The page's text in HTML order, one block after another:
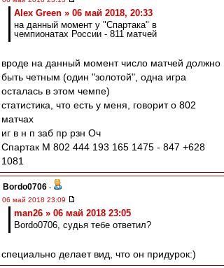
Alex Green » 06 май 2018, 20:33
на данный момент у "Спартака" в
чемпионатах России - 811 матчей
вроде на данный момент число матчей должно
быть четным (один "золотой", одна игра
осталась в этом чемпе)
статистика, что есть у меня, говорит о 802
матчах
иг в н п заб пр рзн Оч
Спартак М 802 444 193 165 1475 - 847 +628
1081
Bordo0706 -
06 май 2018 23:09
man26 » 06 май 2018 23:05
Bordo0706, судья тебе ответил?
специально делает вид, что он придурок:)